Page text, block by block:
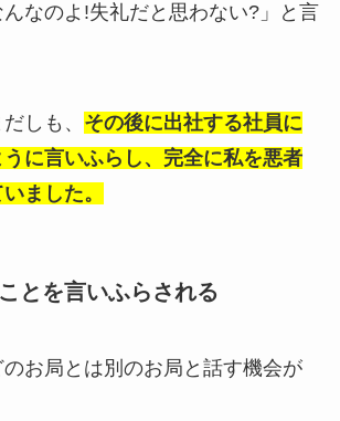
んなのよ!失礼だと思わない?」と言
しも、 その後に出社する社員に
に言いふらし、完全に私を悪者
ました。
とを言いふらされる
お局とは別のお局と話す機会が